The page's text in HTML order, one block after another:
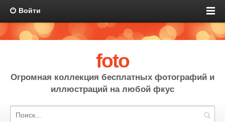
Войти
foto
Огромная коллекция бесплатных фотографий и
иллюстраций на любой фкус